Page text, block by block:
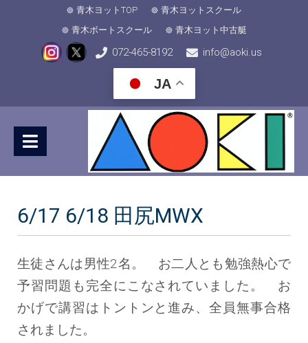
青木ヨットTOP
青木ヨットスクール
青木ボートスクール
青木ヨット中古艇
072-465-8192 info@aoki.us
JA
6/17 6/18 田尻MWX
生徒さんは男性2名。 お二人とも勉強熱心で
予習問題も完全にこなされていました。 お
かげで講習はトントンと進み、全員無事合格
されました。